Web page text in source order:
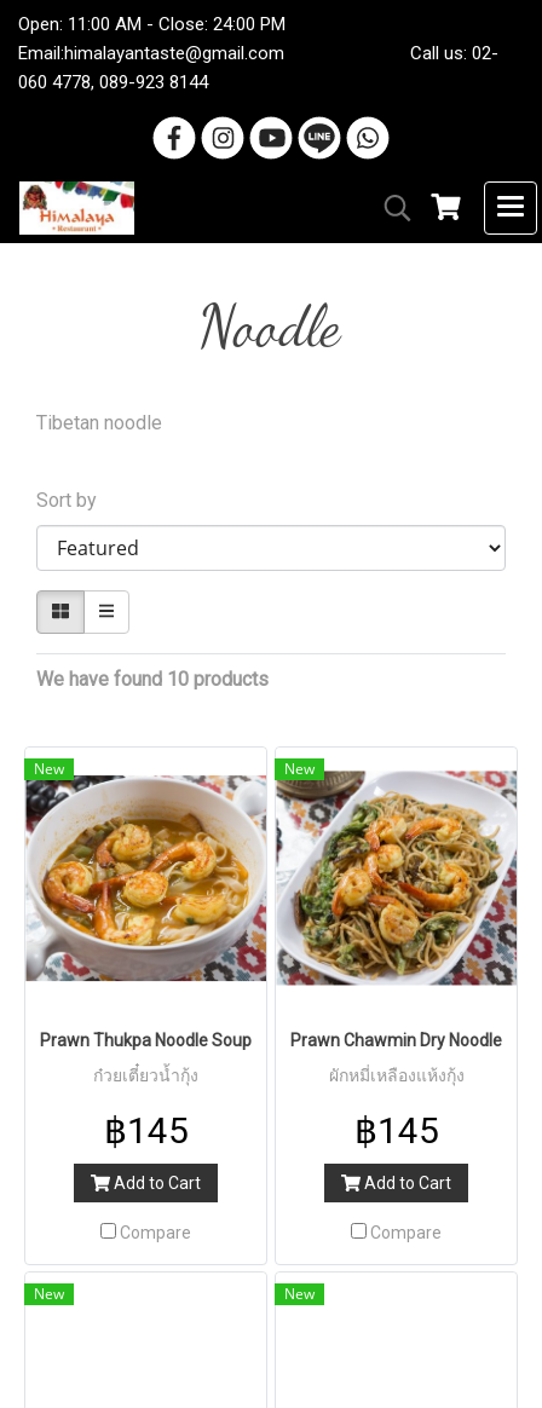
Open: 11:00 AM - Close: 24:00 PM
Email:himalayantaste@gmail.com Call us: 02-
060 4778, 089-923 8144
Noodle
Tibetan noodle
Sort by
We have found 10 products
New
Prawn Thukpa Noodle Soup
ก๋วยเตี๋ยวน้ำกุ้ง
฿145
Add to Cart
Compare
New
Prawn Chawmin Dry Noodle
ผักหมี่เหลืองแห้งกุ้ง
฿145
Add to Cart
Compare
New New